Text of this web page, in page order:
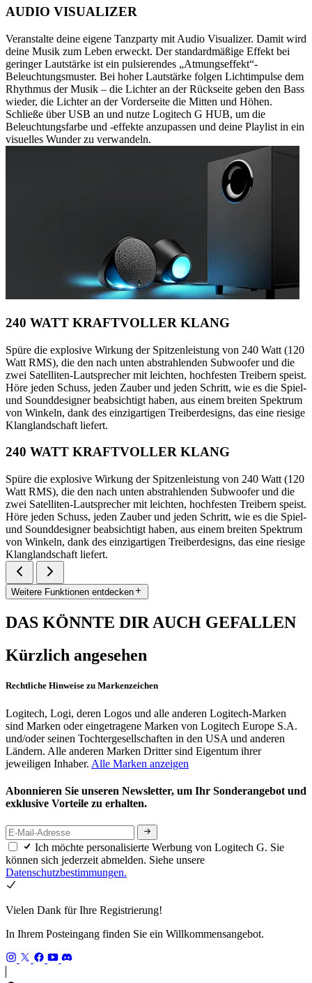
AUDIO VISUALIZER
Veranstalte deine eigene Tanzparty mit Audio Visualizer. Damit wird
deine Musik zum Leben erweckt. Der standardmäßige Effekt bei
geringer Lautstärke ist ein pulsierendes „Atmungseffekt“-
Beleuchtungsmuster. Bei hoher Lautstärke folgen Lichtimpulse dem
Rhythmus der Musik – die Lichter an der Rückseite geben den Bass
wieder, die Lichter an der Vorderseite die Mitten und Höhen.
Schließe über USB an und nutze Logitech G HUB, um die
Beleuchtungsfarbe und -effekte anzupassen und deine Playlist in ein
visuelles Wunder zu verwandeln.
240 WATT KRAFTVOLLER KLANG
Spüre die explosive Wirkung der Spitzenleistung von 240 Watt (120
Watt RMS), die den nach unten abstrahlenden Subwoofer und die
zwei Satelliten-Lautsprecher mit leichten, hochfesten Treibern speist.
Höre jeden Schuss, jeden Zauber und jeden Schritt, wie es die Spiel-
und Sounddesigner beabsichtigt haben, aus einem breiten Spektrum
von Winkeln, dank des einzigartigen Treiberdesigns, das eine riesige
Klanglandschaft liefert.
240 WATT KRAFTVOLLER KLANG
Spüre die explosive Wirkung der Spitzenleistung von 240 Watt (120
Watt RMS), die den nach unten abstrahlenden Subwoofer und die
zwei Satelliten-Lautsprecher mit leichten, hochfesten Treibern speist.
Höre jeden Schuss, jeden Zauber und jeden Schritt, wie es die Spiel-
und Sounddesigner beabsichtigt haben, aus einem breiten Spektrum
von Winkeln, dank des einzigartigen Treiberdesigns, das eine riesige
Klanglandschaft liefert.
Weitere Funktionen entdecken
DAS KÖNNTE DIR AUCH GEFALLEN
Kürzlich angesehen
Rechtliche Hinweise zu Markenzeichen
Logitech, Logi, deren Logos und alle anderen Logitech-Marken
sind Marken oder eingetragene Marken von Logitech Europe S.A.
und/oder seinen Tochtergesellschaften in den USA und anderen
Ländern. Alle anderen Marken Dritter sind Eigentum ihrer
jeweiligen Inhaber. Alle Marken anzeigen
Abonnieren Sie unseren Newsletter, um Ihr Sonderangebot und
exklusive Vorteile zu erhalten.
Ich möchte personalisierte Werbung von Logitech G. Sie
können sich jederzeit abmelden. Siehe unsere
Datenschutzbestimmungen.
Vielen Dank für Ihre Registrierung!
In Ihrem Posteingang finden Sie ein Willkommensangebot.